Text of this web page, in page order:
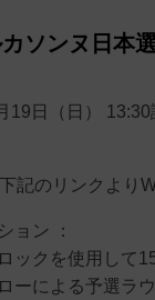
ソンヌ日本
日（日） 13:30
のリンクより
ョン ：
ックを使用して15
ーによる予選ラ